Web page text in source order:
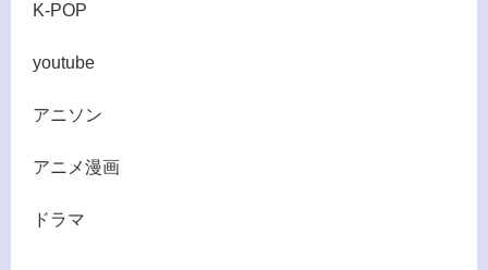
K-POP
youtube
アニソン
アニメ漫画
ドラマ